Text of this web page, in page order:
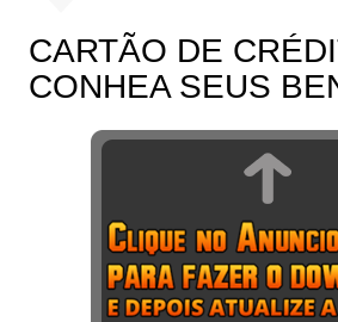
CARTÃO DE
CONHEA SEUS